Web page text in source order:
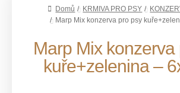
Domů / KRMIVA PRO PSY /
/ Marp Mix konzerva pro psy
Marp Mix konzerva
kuře+zelenina –